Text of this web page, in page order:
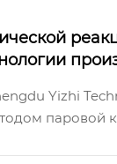
Yizhi
паровой